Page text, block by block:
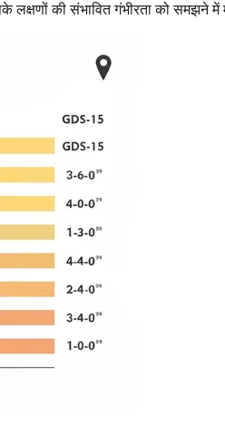
लक्षणों की संभावित गंभीरता को